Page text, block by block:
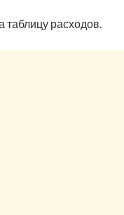
таблицу расходов.